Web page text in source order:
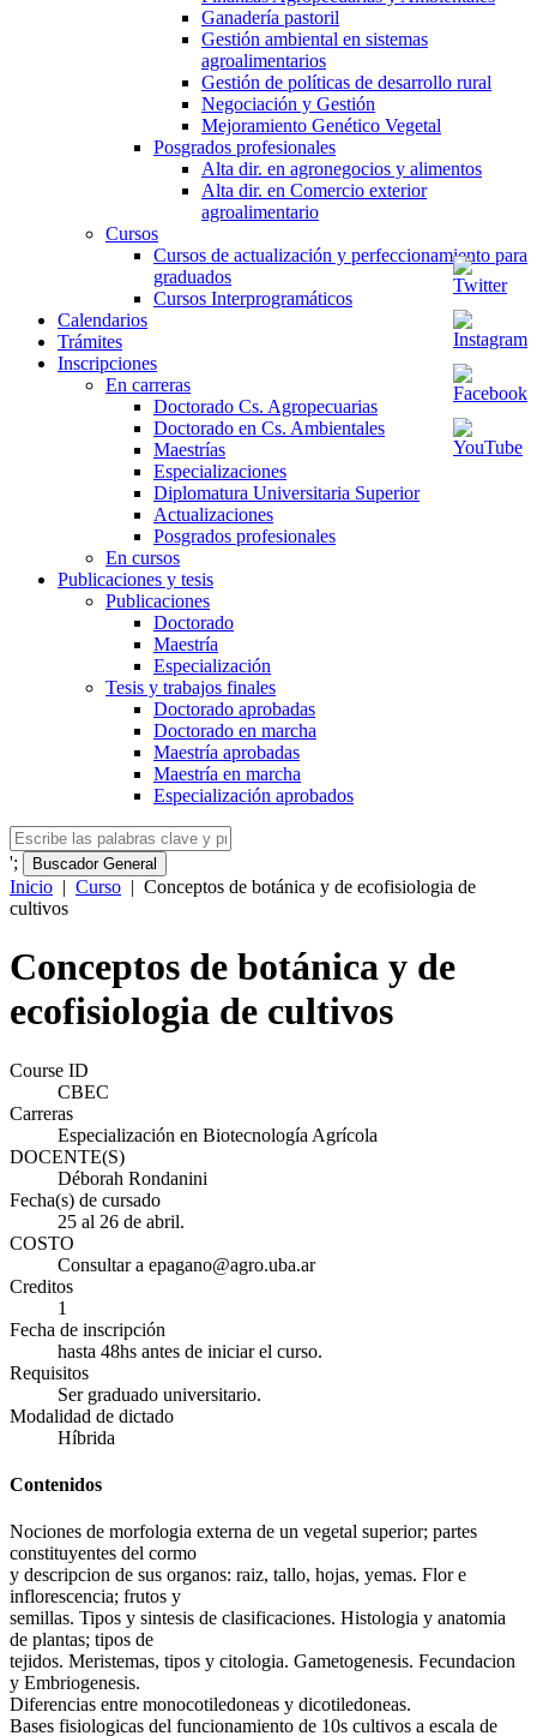
Ganadería pastoril
Gestión ambiental en sistemas
agroalimentarios
Gestión de políticas de desarrollo rural
Negociación y Gestión
Mejoramiento Genético Vegetal
Posgrados profesionales
Alta dir. en agronegocios y alimentos
Alta dir. en Comercio exterior
agroalimentario
Cursos
Cursos de actualización y perfeccionamiento para
graduados
Cursos Interprogramáticos
Calendarios
Trámites
Inscripciones
En carreras
Doctorado Cs. Agropecuarias
Doctorado en Cs. Ambientales
Maestrías
Especializaciones
Diplomatura Universitaria Superior
Actualizaciones
Posgrados profesionales
En cursos
Publicaciones y tesis
Publicaciones
Doctorado
Maestría
Especialización
Tesis y trabajos finales
Doctorado aprobadas
Doctorado en marcha
Maestría aprobadas
Maestría en marcha
Especialización aprobados
'; Buscador General
Inicio | Curso | Conceptos de botánica y de ecofisiologia de
cultivos
Conceptos de botánica y de
ecofisiologia de cultivos
Course ID
CBEC
Carreras
Especialización en Biotecnología Agrícola
DOCENTE(S)
Déborah Rondanini
Fecha(s) de cursado
25 al 26 de abril.
COSTO
Consultar a epagano@agro.uba.ar
Creditos
1
Fecha de inscripción
hasta 48hs antes de iniciar el curso.
Requisitos
Ser graduado universitario.
Modalidad de dictado
Híbrida
Contenidos
Nociones de morfologia externa de un vegetal superior; partes
constituyentes del cormo
y descripcion de sus organos: raiz, tallo, hojas, yemas. Flor e
inflorescencia; frutos y
semillas. Tipos y sintesis de clasificaciones. Histologia y anatomia
de plantas; tipos de
tejidos. Meristemas, tipos y citologia. Gametogenesis. Fecundacion
y Embriogenesis.
Diferencias entre monocotiledoneas y dicotiledoneas.
Bases fisiologicas del funcionamiento de 10s cultivos a escala de